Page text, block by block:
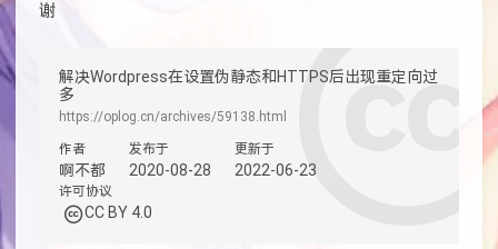
谢
解决Wordpress在设置伪静态和HTTPS后出现重定向过
多
https://oplog.cn/archives/59138.html
作者
啊不都
发布于
2020-08-28
更新于
2022-06-23
许可协议
CC BY 4.0